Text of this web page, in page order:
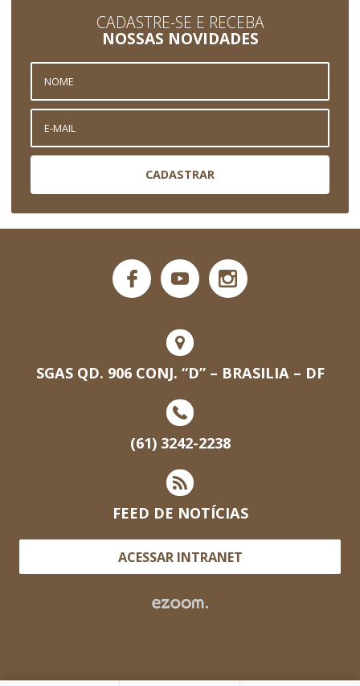
CADASTRE-SE E RECEBA
NOSSAS NOVIDADES
CADASTRAR
SGAS QD. 906 CONJ. “D” – BRASILIA – DF
(61) 3242-2238
FEED DE NOTÍCIAS
ACESSAR INTRANET